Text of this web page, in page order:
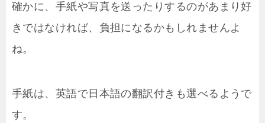
確かに、手紙や写真を送ったりするのがあまり好
きではなければ、負担になるかもしれませんよ
ね。
手紙は、英語で日本語の翻訳付きも選べるようで
す。